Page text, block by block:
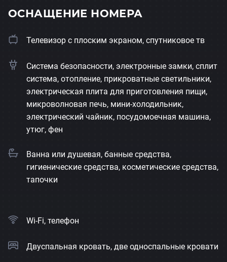
ОСНАЩЕНИЕ НОМЕРА
Телевизор с плоским экраном, спутниковое тв
Система безопасности, электронные замки, сплит
система, отопление, прикроватные светильники,
электрическая плита для приготовления пищи,
микроволновая печь, мини-холодильник,
электрический чайник, посудомоечная машина,
утюг, фен
Ванна или душевая, банные средства,
гигиенические средства, косметические средства,
тапочки
Wi-Fi, телефон
Двуспальная кровать, две односпальные кровати